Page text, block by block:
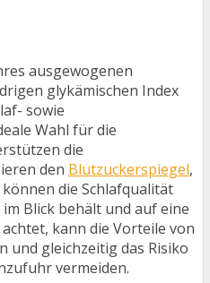
ausgewogenen
glykämischen Index
sowie
Wahl für die
die
den Blutzuckerspiegel,
die Schlafqualität
Blick behält und auf eine
kann die Vorteile von
und gleichzeitig das Risiko
vermeiden.